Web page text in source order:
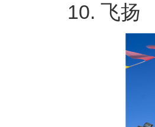
10. 飞扬